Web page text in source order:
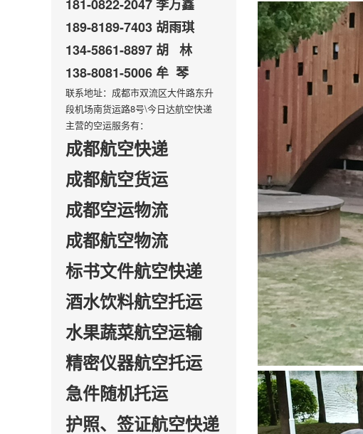
181-0822-2047 李万鑫
189-8189-7403 胡雨琪
134-5861-8897 胡 林
138-8081-5006 牟 琴
联系地址：成都市双流区大件路东升
段机场南货运路8号\今日达航空快递
主营的空运服务有：
成都航空快递
成都航空货运
成都空运物流
成都航空物流
标书文件航空快递
酒水饮料航空托运
水果蔬菜航空运输
精密仪器航空托运
急件随机托运
护照、签证航空快递